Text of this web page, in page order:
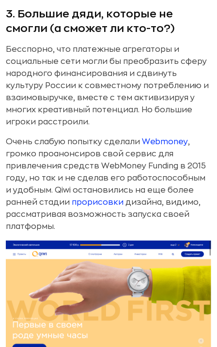
3. Большие дяди, которые не
смогли (а сможет ли кто-то?)
Бесспорно, что платежные агрегаторы и
социальные сети могли бы преобразить сферу
народного финансирования и сдвинуть
культуру России к совместному потреблению и
взаимовыручке, вместе с тем активизируя у
многих креативный потенциал. Но большие
игроки расстроили.
Очень слабую попытку сделали Webmoney,
громко проанонсиров свой сервис для
привлечения средств WebMoney Funding в 2015
году, но так и не сделав его работоспособным
и удобным. Qiwi остановились на еще более
ранней стадии прорисовки дизайна, видимо,
рассматривая возможность запуска своей
платформы.